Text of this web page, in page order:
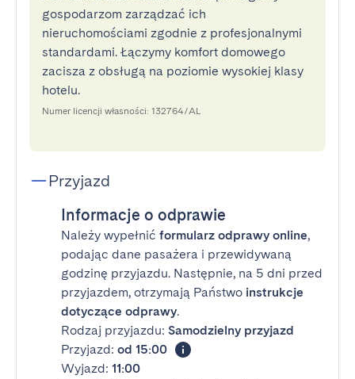
gospodarzom zarządzać ich
nieruchomościami zgodnie z profesjonalnymi
standardami. Łączymy komfort domowego
zacisza z obsługą na poziomie wysokiej klasy
hotelu.
Numer licencji własności: 132764/AL
Przyjazd
Informacje o odprawie
Należy wypełnić formularz odprawy online,
podając dane pasażera i przewidywaną
godzinę przyjazdu. Następnie, na 5 dni przed
przyjazdem, otrzymają Państwo instrukcje
dotyczące odprawy.
Rodzaj przyjazdu: Samodzielny przyjazd
Przyjazd: od 15:00
Wyjazd: 11:00